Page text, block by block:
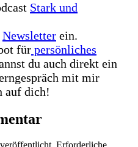
Stark und
Newsletter ein.
für persönliches
du auch direkt ein
mit mir
auf dich!
Erforderliche